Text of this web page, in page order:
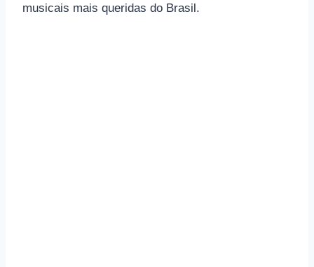
musicais mais queridas do Brasil.